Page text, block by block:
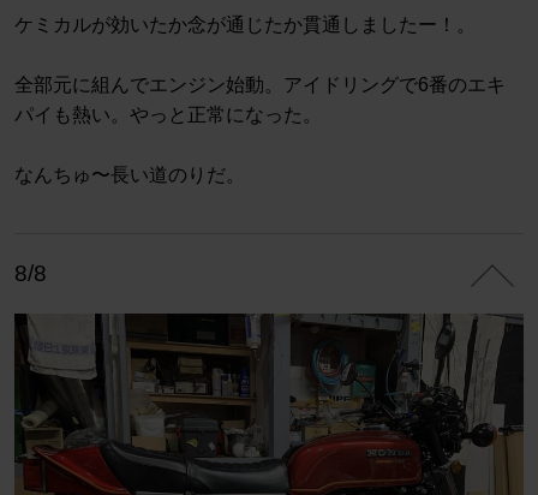
ケミカルが効いたか念が通じたか貫通しましたー！。
全部元に組んでエンジン始動。アイドリングで6番のエキ
パイも熱い。やっと正常になった。
なんちゅ〜長い道のりだ。
8/8